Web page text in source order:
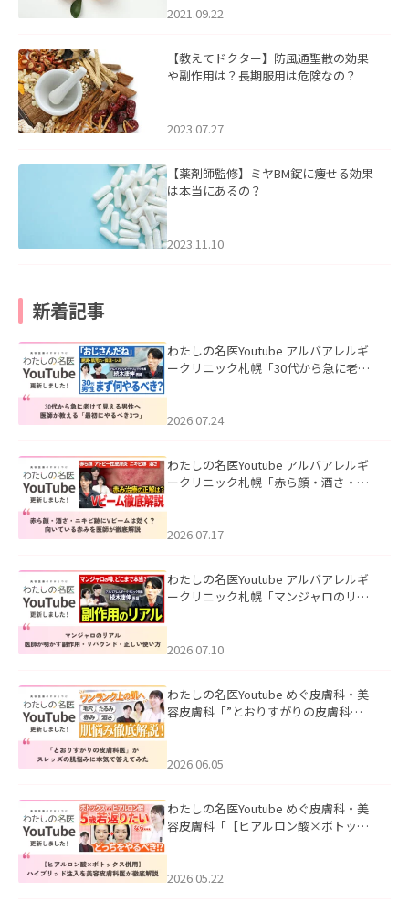
2021.09.22
【教えてドクター】防風通聖散の効果
や副作用は？長期服用は危険なの？
2023.07.27
【薬剤師監修】ミヤBM錠に痩せる効果
は本当にあるの？
2023.11.10
新着記事
わたしの名医Youtube アルバアレルギ
ークリニック札幌「30代から急に老け
た。
2026.07.24
わたしの名医Youtube アルバアレルギ
ークリニック札幌「赤ら顔・酒さ・ニ
した。
2026.07.17
わたしの名医Youtube アルバアレルギ
ークリニック札幌「マンジャロのリア
た。
2026.07.10
わたしの名医Youtube めぐ皮膚科・美
容皮膚科「”とおりすがりの皮膚科
2026.06.05
わたしの名医Youtube めぐ皮膚科・美
容皮膚科「【ヒアルロン酸×ボトック
た。
2026.05.22